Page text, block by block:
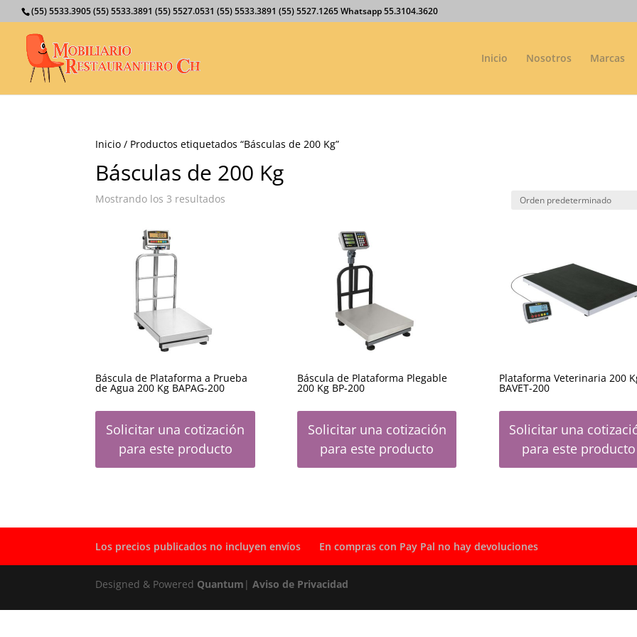
(55) 5533.3905 (55) 5533.3891 (55) 5527.0531 (55) 5533.3891 (55) 5527.1265 Whatsapp 55.3104.3620
Inicio Nosotros Marcas
Inicio / Productos etiquetados “Básculas de 200 Kg”
Básculas de 200 Kg
Mostrando los 3 resultados
Báscula de Plataforma a Prueba
de Agua 200 Kg BAPAG-200
Solicitar una cotización
para este producto
Báscula de Plataforma Plegable
200 Kg BP-200
Solicitar una cotización
para este producto
Plataforma Veterinaria 200
BAVET-200
Solicitar una
para este producto
Los precios publicados no incluyen envíos En compras con Pay Pal no hay devoluciones
Designed & Powered Quantum |Aviso de Privacidad